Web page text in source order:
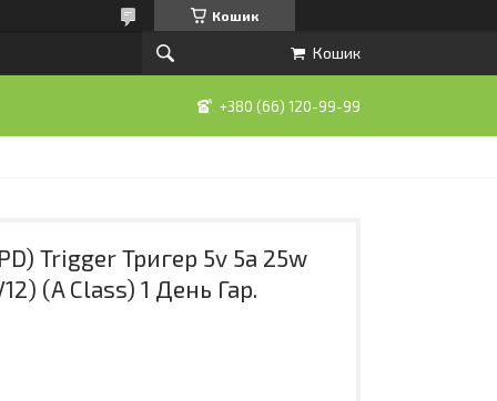
Кошик
Кошик
+380 (66) 120-99-99
Trigger Тригер 5v 5a 25w
(A Class) 1 День Гар.